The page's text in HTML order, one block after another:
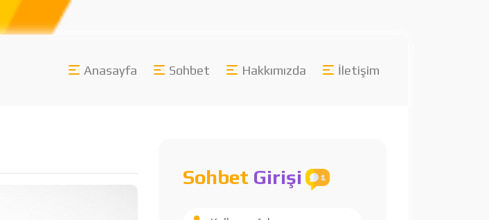
Anasayfa Sohbet Hakkımızda İletişim
Sohbet Girişi